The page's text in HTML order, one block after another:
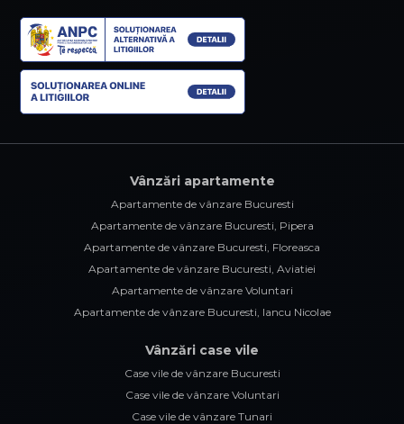
Vânzări apartamente
Apartamente de vânzare Bucuresti
Apartamente de vânzare Bucuresti, Pipera
Apartamente de vânzare Bucuresti, Floreasca
Apartamente de vânzare Bucuresti, Aviatiei
Apartamente de vânzare Voluntari
Apartamente de vânzare Bucuresti, Iancu Nicolae
Vânzări case vile
Case vile de vânzare Bucuresti
Case vile de vânzare Voluntari
Case vile de vânzare Tunari